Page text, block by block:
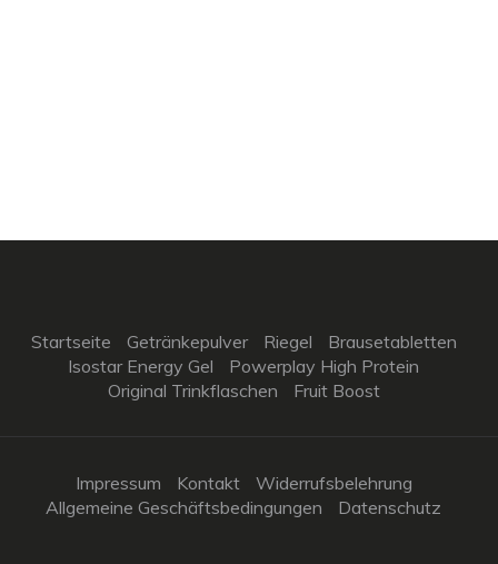
Startseite Getränkepulver Riegel
Brausetabletten
Isostar Energy Gel
Powerplay High Protein
Original Trinkflaschen
Fruit Boost
Impressum Kontakt
Widerrufsbelehrung
Allgemeine Geschäftsbedingungen
Datenschutz